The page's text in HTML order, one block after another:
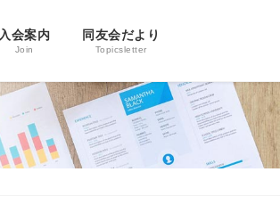
入会案内
Join
同友会だより
Topicsletter